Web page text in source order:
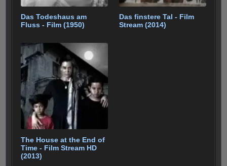
Das Todeshaus am
Fluss - Film (1950)
Das finstere Tal - Film
Stream (2014)
The House at the End of
Time - Film Stream HD
(2013)